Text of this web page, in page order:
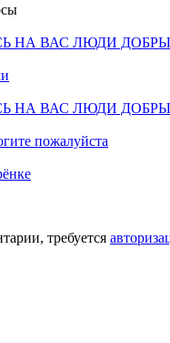
НА ВАС ЛЮДИ
НА ВАС ЛЮДИ
пожалуйста
требуется